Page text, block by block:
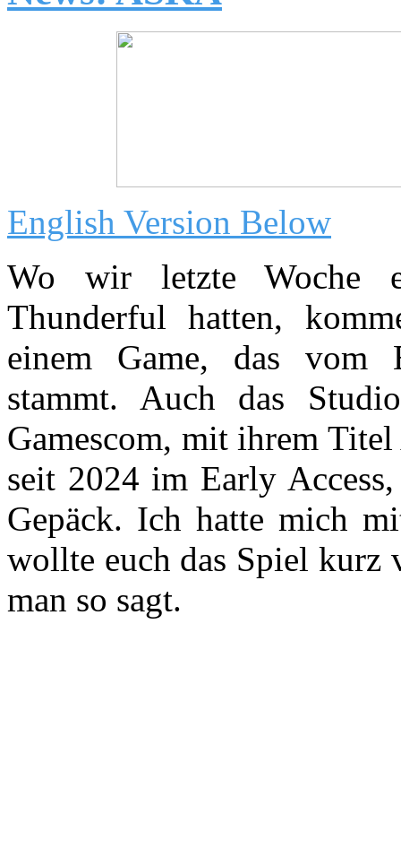
English Version Below
Wo wir letzte Woche
Thunderful hatten,
einem Game, das vom
stammt. Auch das
Gamescom, mit ihrem
seit 2024 im Early
Gepäck. Ich hatte mich
wollte euch das Spiel kurz
man so sagt.